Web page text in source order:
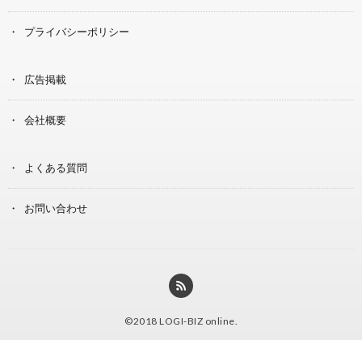
プライバシーポリシー
広告掲載
会社概要
よくある質問
お問い合わせ
©2018 LOGI-BIZ online